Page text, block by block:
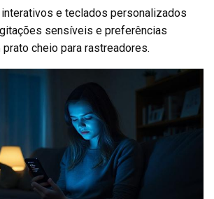
e teclados personalizados
sensíveis e preferências
cheio para rastreadores.